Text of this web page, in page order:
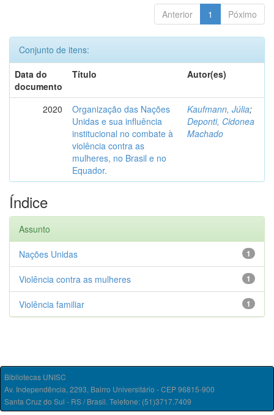
Anterior 1 Póximo
Conjunto de itens:
Data do
documento
Título Autor(es)
2020
Organização das Nações
Unidas e sua influência
institucional no combate à
violência contra as
mulheres, no Brasil e no
Equador.
Kaufmann, Júlia;
Deponti, Cidonea
Machado
Índice
Assunto
1
Nações Unidas
1
Violência contra as mulheres
1
Violência familiar
Bibliotecas UNISC
Av. Independência, 2293, Bairro Universitário - CEP 96815-900
Santa Cruz do Sul - RS / Brasil. Telefone: (51)3717.7409